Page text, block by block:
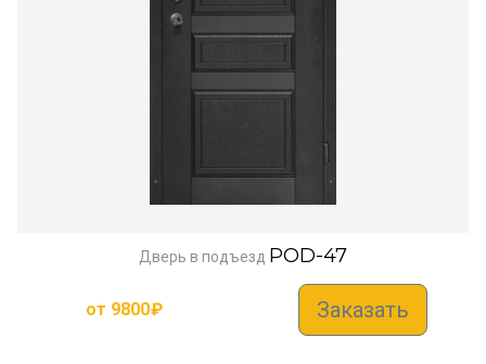
Дверь в подъезд POD-47
от 9800₽ Заказать